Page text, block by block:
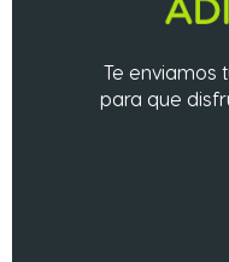
Te enviamos
para que